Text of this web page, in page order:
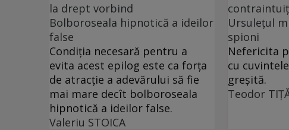
la drept vorbind
Bolboroseala hipnotică a ideilor
false
Condiția necesară pentru a
evita acest epilog este ca forța
de atracție a adevărului să fie
mai mare decît bolboroseala
hipnotică a ideilor false.
Valeriu STOICA
Ursulețul
spioni
Nefericita
cu
greșită.
Teodor